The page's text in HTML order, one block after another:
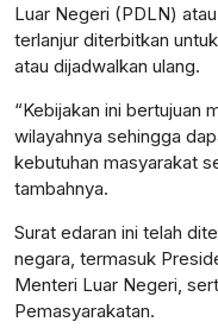
Luar Negeri (PDLN)
terlanjur diterbitkan
atau dijadwalkan ulang.
“Kebijakan ini bertujuan
wilayahnya sehingga
kebutuhan masyarakat
tambahnya.
Surat edaran ini telah
negara, termasuk
Menteri Luar Negeri,
Pemasyarakatan.